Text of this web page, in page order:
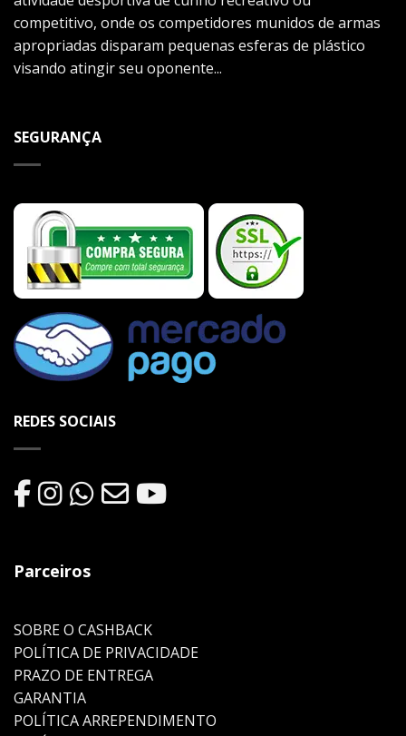
competitivo, onde os competidores munidos de armas
apropriadas disparam pequenas esferas de plástico
visando atingir seu oponente...
SEGURANÇA
REDES SOCIAIS
Parceiros
SOBRE O CASHBACK
POLÍTICA DE PRIVACIDADE
PRAZO DE ENTREGA
GARANTIA
POLÍTICA ARREPENDIMENTO